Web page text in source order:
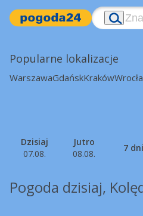
Popularne lokalizacje
WarszawaGdańskKraków
Dzisiaj
07.08.
Jutro
08.08.
7 dni
Pogoda dzisiaj,